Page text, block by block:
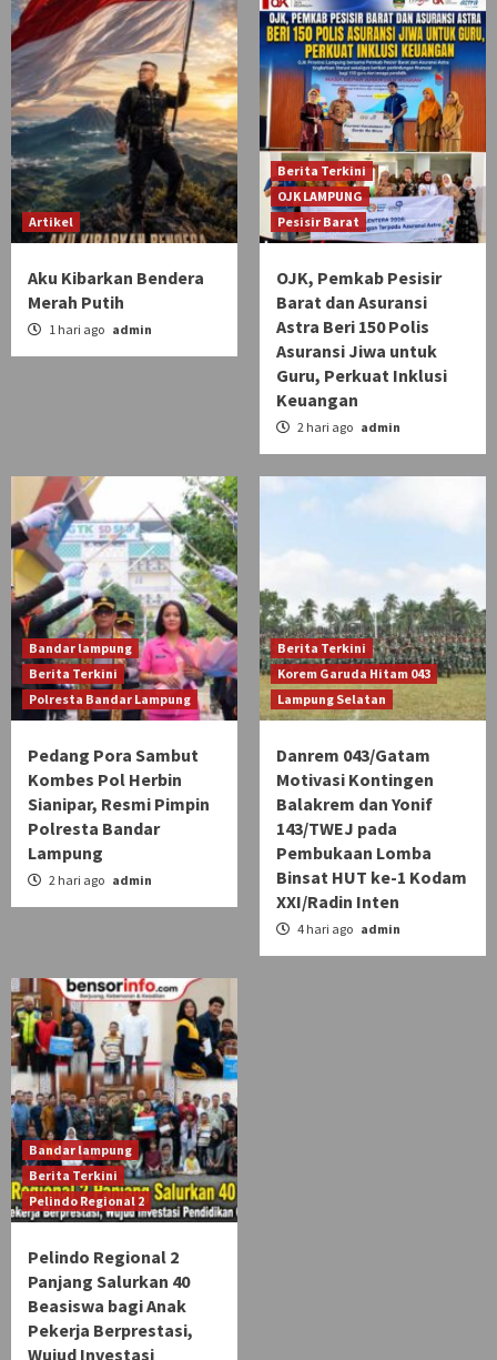
Artikel
Aku Kibarkan Bendera
Merah Putih
1 hari ago admin
Berita Terkini
OJK LAMPUNG
Pesisir Barat
OJK, Pemkab Pesisir
Barat dan Asuransi
Astra Beri 150 Polis
Asuransi Jiwa untuk
Guru, Perkuat Inklusi
Keuangan
2 hari ago admin
Bandar lampung
Berita Terkini
Polresta Bandar Lampung
Pedang Pora Sambut
Kombes Pol Herbin
Sianipar, Resmi Pimpin
Polresta Bandar
Lampung
2 hari ago admin
Berita Terkini
Korem Garuda Hitam 043
Lampung Selatan
Danrem 043/Gatam
Motivasi Kontingen
Balakrem dan Yonif
143/TWEJ pada
Pembukaan Lomba
Binsat HUT ke-1 Kodam
XXI/Radin Inten
4 hari ago admin
Bandar lampung
Berita Terkini
Pelindo Regional 2
Pelindo Regional 2
Panjang Salurkan 40
Beasiswa bagi Anak
Pekerja Berprestasi,
Wujud Investasi